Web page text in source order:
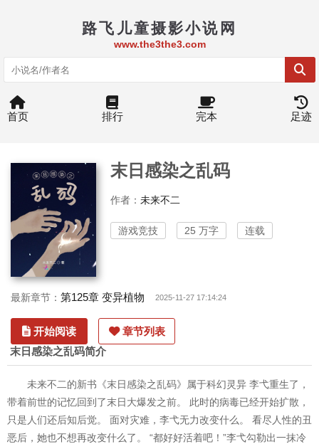
路飞儿童摄影小说网
www.the3the3.com
首页 排行 完本 足迹
末日感染之乱码
作者： 未来不二
游戏竞技 25 万字 连载
最新章节： 第125章 变异植物 2025-11-27 17:14:24
开始阅读 章节列表
末日感染之乱码简介
未来不二的新书《末日感染之乱码》属于科幻灵异 李弋重生了，
带着前世的记忆回到了末日大爆发之前。 此时的病毒已经开始扩散，
只是人们还后知后觉。 面对灾难，李弋无力改变什么。 看尽人性的丑
恶后，她也不想再改变什么了。 “都好好活着吧！”李弋勾勒出一抹冷